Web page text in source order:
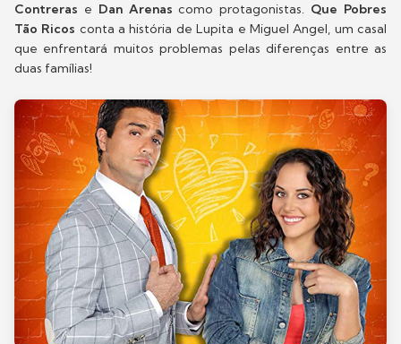
Contreras e Dan Arenas como protagonistas. Que Pobres
Tão Ricos conta a história de Lupita e Miguel Angel, um casal
que enfrentará muitos problemas pelas diferenças entre as
duas famílias!